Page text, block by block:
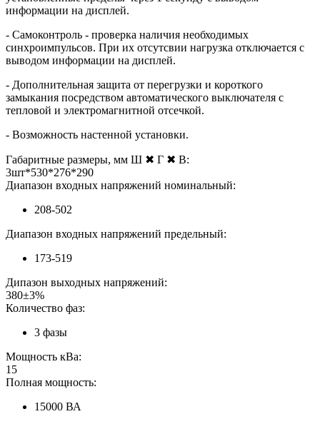
информации на дисплей.
- Самоконтроль - проверка наличия необходимых
синхроимпульсов. При их отсутсвии нагрузка отключается с
выводом информации на дисплей.
- Дополнительная защита от перегрузки и короткого
замыкания посредством автоматического выключателя с
тепловой и электромагнитной отсечкой.
- Возможность настенной установки.
Габаритные размеры, мм Ш ✖ Г ✖ В:
3шт*530*276*290
Диапазон входных напряжений номинальный:
208-502
Диапазон входных напряжений предельный:
173-519
Дипазон выходных напряжений:
380±3%
Количество фаз:
3 фазы
Мощность кВа:
15
Полная мощность:
15000 ВА